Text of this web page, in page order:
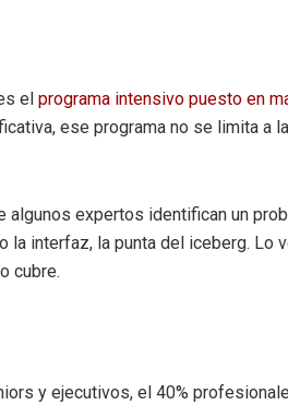
el programa intensivo puesto en
ese programa no se limita a
algunos expertos identifican un
la interfaz, la punta del iceberg. Lo
cubre.
y ejecutivos, el 40%